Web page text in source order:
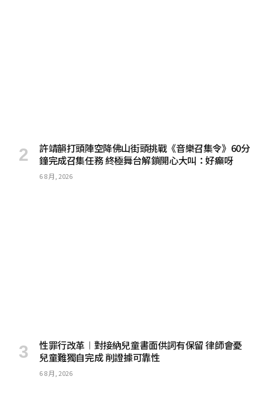
許靖韻打頭陣空降佛山街頭挑戰《音樂召集令》60分
鐘完成召集任務 終極舞台解鎖開心大叫：好癲呀
6 8 月, 2026
性罪行改革︱對接納兒童書面供詞有保留 律師會憂
兒童難獨自完成 削證據可靠性
6 8 月, 2026